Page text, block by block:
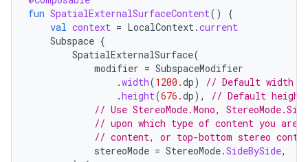
fun SpatialExternalSurfaceContent()
{
val context = LocalContext .current
Subspace {
SpatialExternalSurface(
modifier = SubspaceModifier
.width(1200.dp)
// Default width
.height(676.dp),
// Default
// Use StereoMode.Mono,
// upon which type of content you are
// content, or top-bottom stereo
stereoMode = StereoMode.SideBySide,